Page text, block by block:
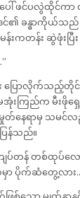
ပေါ် ဖင်ပလွဲထိုင်က
င်၏ ခန္ဓာကိုယ်သည်
းကတန်း ဆွဲဖုံးပ
ပြောလိုက်သည့်
းကြည်က မီးဖိုရှ
န်းမှုတ်နေရာမှ သ
ြန်သည်။
ကျပ်တန် တစ်ထုပ်လ
ာ ပိုက်ဆံတွေ့လား